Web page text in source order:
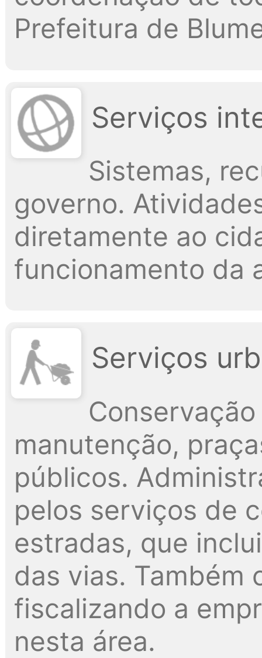
Prefeitura de
Serviços
Sistemas,
governo.
diretamente ao
funcionamento da
Serviços
manutenção,
públicos.
pelos serviços de
estradas, que
das vias. Também
fiscalizando a
nesta área.